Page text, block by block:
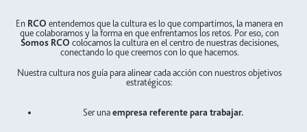
En RCO entendemos que la cultura es lo que compartimos, la manera en
que colaboramos y la forma en que enfrentamos los retos. Por eso, con
Somos RCO colocamos la cultura en el centro de nuestras decisiones,
conectando lo que creemos con lo que hacemos.
Nuestra cultura nos guía para alinear cada acción con nuestros objetivos
estratégicos:
Ser unaempresa referente para trabajar.